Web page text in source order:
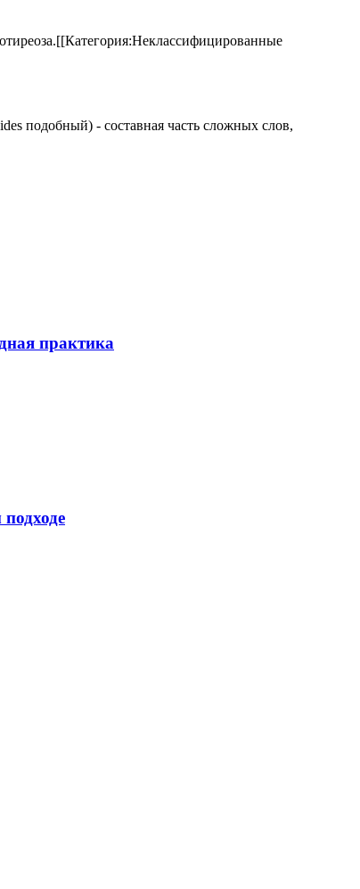
подобный) - составная часть сложных слов,
практика